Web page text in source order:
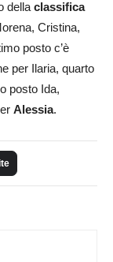
dellaclassifica
Cristina,
posto c’è
per Ilaria, quarto
posto Ida,
Alessia.